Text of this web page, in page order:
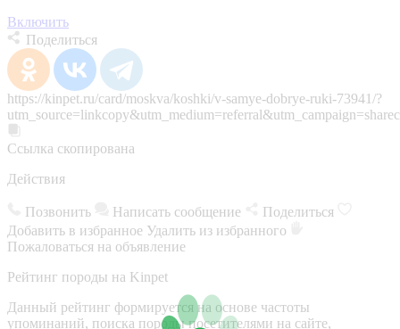
Включить
Поделиться
https://kinpet.ru/card/moskva/koshki/v-samye-dobrye-ruki-73941/?
Ссылка скопирована
Действия
Позвонить Написать сообщение
Поделиться
Добавить в избранное Удалить из избранного
Пожаловаться на объявление
Рейтинг породы на Kinpet
Данный рейтинг формируется на основе частоты
упоминаний, поиска породы посетителями на сайте,